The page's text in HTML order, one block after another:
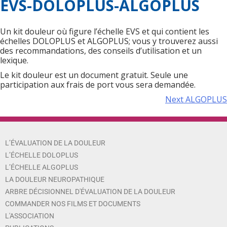
EVS-DOLOPLUS-ALGOPLUS
Un kit douleur où figure l’échelle EVS et qui contient les
échelles DOLOPLUS et ALGOPLUS; vous y trouverez aussi
des recommandations, des conseils d’utilisation et un
lexique.
Le kit douleur est un document gratuit. Seule une
participation aux frais de port vous sera demandée.
NextALGOPLUS
L’ÉVALUATION DE LA DOULEUR
L’ÉCHELLE DOLOPLUS
L’ÉCHELLE ALGOPLUS
LA DOULEUR NEUROPATHIQUE
ARBRE DÉCISIONNEL D'ÉVALUATION DE LA DOULEUR
COMMANDER NOS FILMS ET DOCUMENTS
L'ASSOCIATION